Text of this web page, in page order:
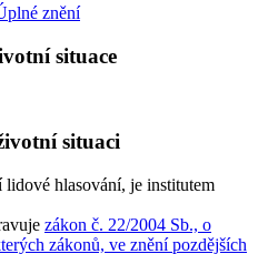
znění
situace
situaci
hlasování, je institutem
zákon č. 22/2004 Sb., o
zákonů, ve znění pozdějších